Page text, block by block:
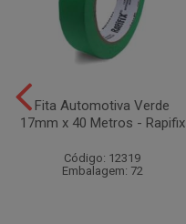
Fita Automotiva Verde
17mm x 40 Metros - Rapifix
Código: 12319
Embalagem: 72